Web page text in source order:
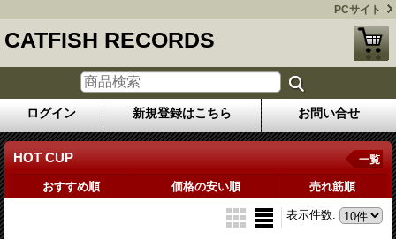
PCサイト
CATFISH RECORDS
ログイン 新規登録はこちら お問い合せ
HOT CUP 一覧
おすすめ順 価格の安い順 売れ筋順
表示件数: